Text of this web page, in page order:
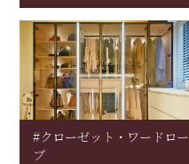
#クローゼット・ワードロー
ブ